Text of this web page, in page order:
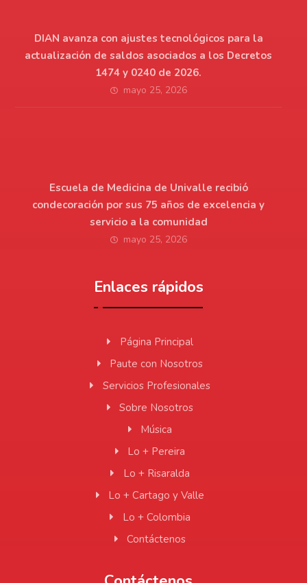
DIAN avanza con ajustes tecnológicos para la
actualización de saldos asociados a los Decretos
1474 y 0240 de 2026.
mayo 25, 2026
Escuela de Medicina de Univalle recibió
condecoración por sus 75 años de excelencia y
servicio a la comunidad
mayo 25, 2026
Enlaces rápidos
Página Principal
Paute con Nosotros
Servicios Profesionales
Sobre Nosotros
Música
Lo + Pereira
Lo + Risaralda
Lo + Cartago y Valle
Lo + Colombia
Contáctenos